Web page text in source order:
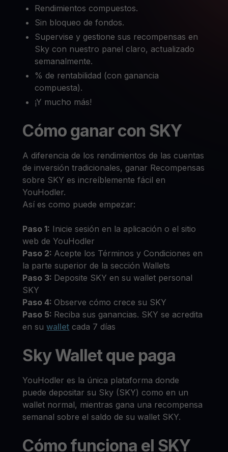
Rendimientos compuestos.
Sin bloqueo de fondos.
Supervise y gestione sus recompensas en
Sky con nuestro panel claro, actualizado
semanalmente.
% de rentabilidad (con ganancia
compuesta).
¡Y mucho más!
Cómo ganar con SKY
A diferencia de los rendimientos de las cuentas
de inversión tradicionales, ganar Recompensas
sobre SKY es increíblemente fácil en
YouHodler.
Así es como puede empezar:
Paso 1: Inicie sesión en la aplicación o el sitio
web de YouHodler
Paso 2: Acepte los Términos y Condiciones en
la parte superior de la sección Wallets
Paso 3: Deposite SKY en su wallet personal
SKY
Paso 4:Observe cómo crece su SKY
Paso 5: Reciba sus ganancias. SKY se acredita
en suwallet cada 7 días
Sky Wallet que paga
YouHodler es la única plataforma donde
puede depositar su Sky (SKY) como en un
wallet normal, mientras gana una recompensa
semanal sobre el saldo de su wallet SKY.
Cómo funciona el SKY